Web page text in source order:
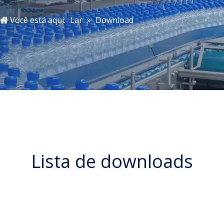
Você está aqui: Lar » Download
Lista de downloads